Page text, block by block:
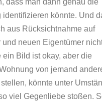
dass man dann genau die
identifizieren könnte. Und
aus Rücksichtnahme auf
und neuen Eigentümer
ein Bild ist okay, aber die
von jemand
könnte unter
viel Gegenliebe stoßen.